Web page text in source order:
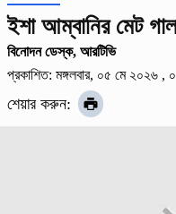
ইশা আম্বানির মেট
বিনোদন ডেস্ক, আরটিভি
প্রকাশিত: মঙ্গলবার, ০৫ মে ২০২৬ ,
শেয়ার করুন: